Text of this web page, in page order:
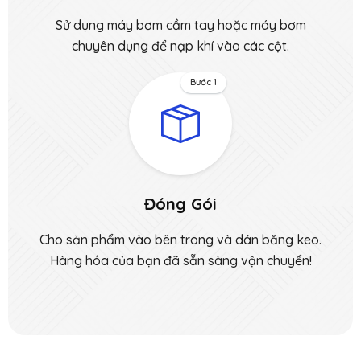
Sử dụng máy bơm cầm tay hoặc máy bơm
chuyên dụng để nạp khí vào các cột.
Đóng Gói
Cho sản phẩm vào bên trong và dán băng keo.
Hàng hóa của bạn đã sẵn sàng vận chuyển!
Bước 1